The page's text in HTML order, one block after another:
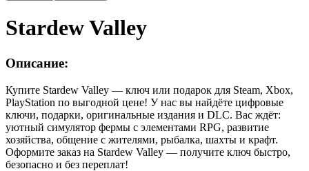
Stardew Valley
Описание:
Купите Stardew Valley — ключ или подарок для Steam, Xbox,
PlayStation по выгодной цене! У нас вы найдёте цифровые
ключи, подарки, оригинальные издания и DLC. Вас ждёт:
уютный симулятор фермы с элементами RPG, развитие
хозяйства, общение с жителями, рыбалка, шахты и крафт.
Оформите заказ на Stardew Valley — получите ключ быстро,
безопасно и без переплат!